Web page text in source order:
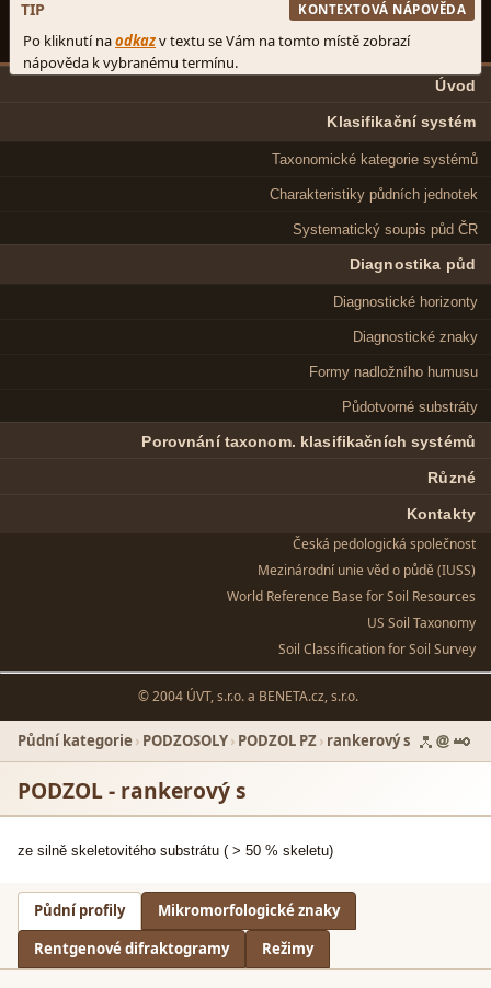
Úvod
Klasifikační systém
Taxonomické kategorie systémů
Charakteristiky půdních jednotek
Systematický soupis půd ČR
Diagnostika půd
Diagnostické horizonty
Diagnostické znaky
Formy nadložního humusu
Půdotvorné substráty
Porovnání taxonom. klasifikačních systémů
Různé
Kontakty
Česká pedologická společnost
Mezinárodní unie věd o půdě (IUSS)
World Reference Base for Soil Resources
US Soil Taxonomy
Soil Classification for Soil Survey
© 2004 ÚVT, s.r.o. a BENETA.cz, s.r.o.
Půdní kategorie› PODZOSOLY› PODZOL PZ› rankerový s
PODZOL - rankerový s
ze silně skeletovitého substrátu ( > 50 % skeletu)
Půdní profily
Mikromorfologické znaky
Rentgenové difraktogramy
Režimy